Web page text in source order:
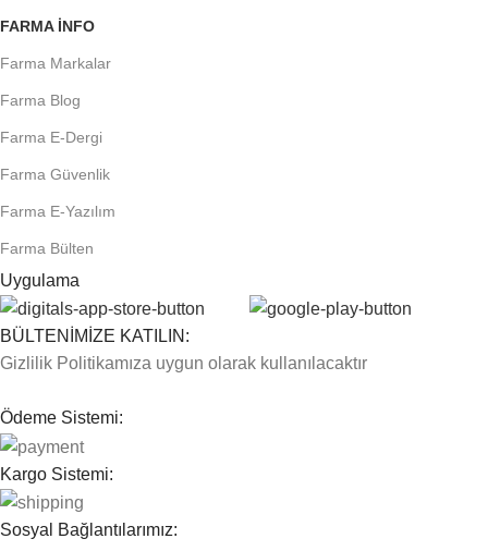
FARMA INFO
Farma Markalar
Farma Blog
Farma E-Dergi
Farma Güvenlik
Farma E-Yazılım
Farma Bülten
Uygulama
BÜLTENİMİZE KATILIN:
Gizlilik Politikamıza uygun olarak kullanılacaktır
Ödeme Sistemi:
Kargo Sistemi:
Sosyal Bağlantılarımız: